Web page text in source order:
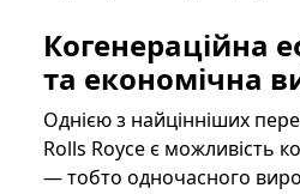
Когенераційна
та економічна
Однією з найцінніших
Rolls Royce є можливість
— тобто одночасного